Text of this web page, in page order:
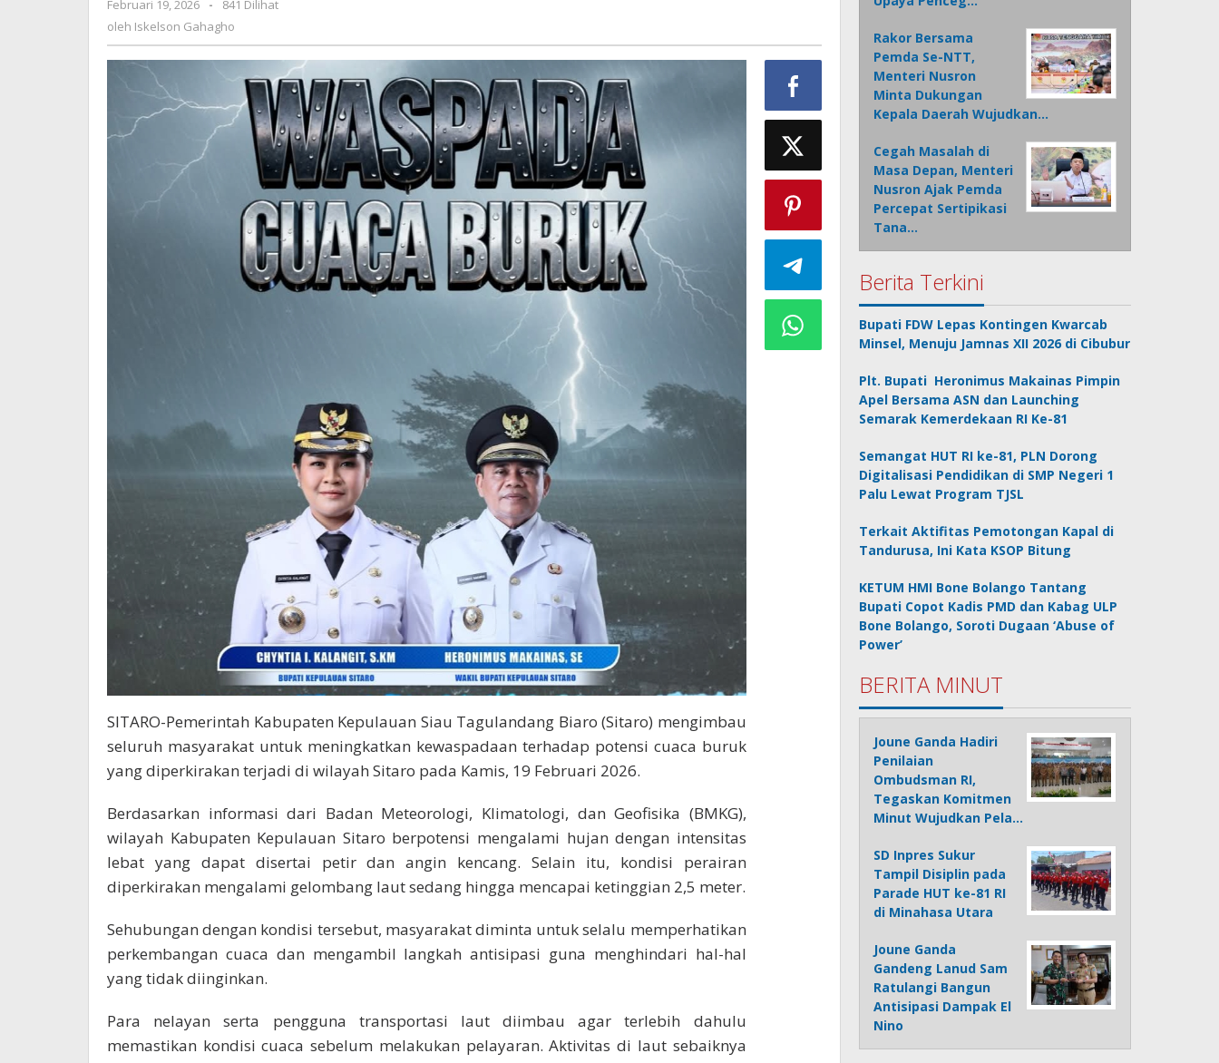
Tidak
Februari 19, 2026
oleh
Iskelson
Gahagho
-
841 Dilihat
oleh Iskelson Gahagho
SITARO-Pemerintah Kabupaten Kepulauan Siau Tagulandang Biaro (Sitaro) mengimbau
seluruh masyarakat untuk meningkatkan kewaspadaan terhadap potensi cuaca buruk
yang diperkirakan terjadi di wilayah Sitaro pada Kamis, 19 Februari 2026.
Berdasarkan informasi dari Badan Meteorologi, Klimatologi, dan Geofisika (BMKG),
wilayah Kabupaten Kepulauan Sitaro berpotensi mengalami hujan dengan intensitas
lebat yang dapat disertai petir dan angin kencang. Selain itu, kondisi perairan
diperkirakan mengalami gelombang laut sedang hingga mencapai ketinggian 2,5 meter.
Sehubungan dengan kondisi tersebut, masyarakat diminta untuk selalu memperhatikan
perkembangan cuaca dan mengambil langkah antisipasi guna menghindari hal-hal
yang tidak diinginkan.
Para nelayan serta pengguna transportasi laut diimbau agar terlebih dahulu
memastikan kondisi cuaca sebelum melakukan pelayaran. Aktivitas di laut sebaiknya
Rakor Bersama
Pemda Se-NTT,
Menteri Nusron
Minta Dukungan
Kepala Daerah Wujudkan…
Cegah Masalah di
Masa Depan, Menteri
Nusron Ajak Pemda
Percepat Sertipikasi
Tana…
Berita Terkini
Bupati FDW Lepas Kontingen Kwarcab
Minsel, Menuju Jamnas XII 2026 di Cibubur
Plt. Bupati Heronimus Makainas Pimpin
Apel Bersama ASN dan Launching
Semarak Kemerdekaan RI Ke-81
Semangat HUT RI ke-81, PLN Dorong
Digitalisasi Pendidikan di SMP Negeri 1
Palu Lewat Program TJSL
Terkait Aktifitas Pemotongan Kapal di
Tandurusa, Ini Kata KSOP Bitung
KETUM HMI Bone Bolango Tantang
Bupati Copot Kadis PMD dan Kabag ULP
Bone Bolango, Soroti Dugaan ‘Abuse of
Power’
BERITA MINUT
Joune Ganda Hadiri
Penilaian
Ombudsman RI,
Tegaskan Komitmen
Minut Wujudkan Pela…
SD Inpres Sukur
Tampil Disiplin pada
Parade HUT ke-81 RI
di Minahasa Utara
Joune Ganda
Gandeng Lanud Sam
Ratulangi Bangun
Antisipasi Dampak El
Nino